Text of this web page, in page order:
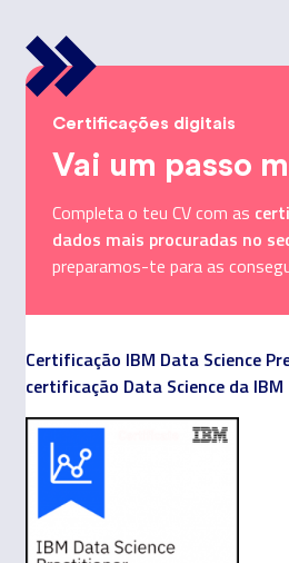
Certificações digitais
Vai um passo
Completa o teu CV com as
dados mais procuradas no
preparamos-te para as
Certificação IBM Data Science
certificação Data Science da IBM